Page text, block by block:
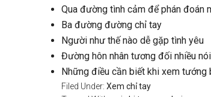
Qua đường tình cảm để phán đoán
Ba đường đường chỉ tay
Người như thế nào dễ gặp tình yêu
Đường hôn nhân tương đối nhiều
Những điều cần biết khi xem tướng
Filed Under: Xem chỉ tay